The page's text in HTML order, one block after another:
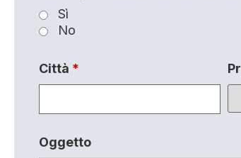
Sì
No
Città *
Oggetto